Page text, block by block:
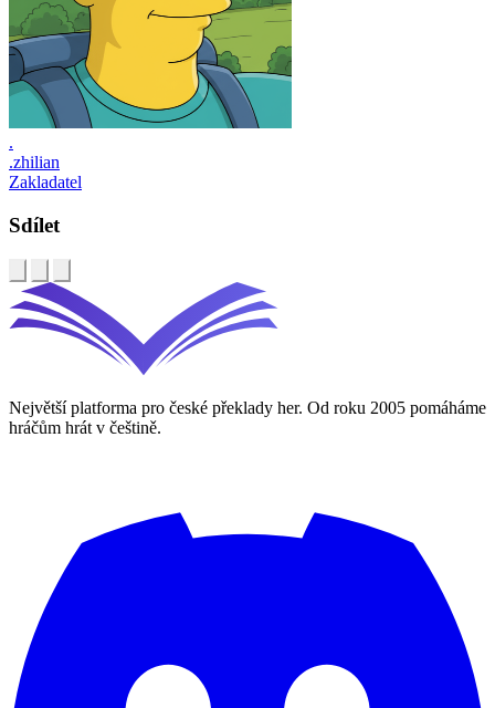
.
.zhilian
Zakladatel
Sdílet
Největší platforma pro české překlady her. Od roku 2005 pomáháme
hráčům hrát v češtině.